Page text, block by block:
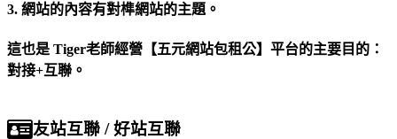
3. 網站的內容有對榫網站的主題。
這也是 Tiger老師經營【五元網站包租公】平台的主要目的：
對接+互聯。
友站互聯 / 好站互聯